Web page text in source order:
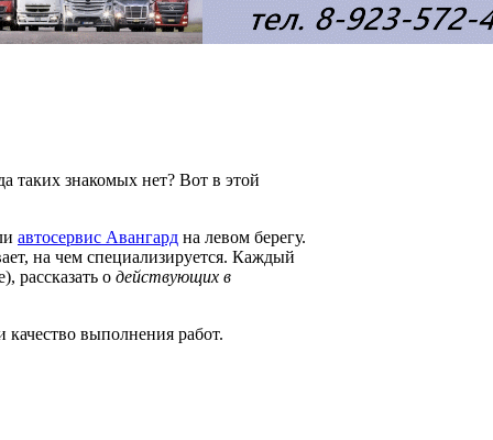
таких знакомых нет? Вот в этой
автосервис Авангард на левом берегу.
на чем специализируется. Каждый
рассказать о действующих в
выполнения работ.